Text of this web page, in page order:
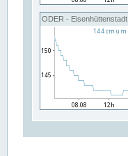
ODER - Eisenhüttenstadt